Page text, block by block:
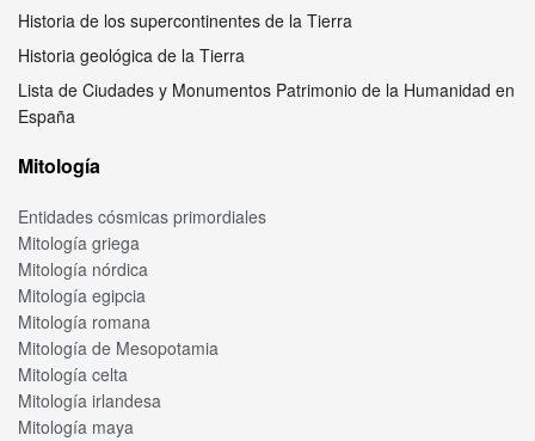
Historia de los supercontinentes de la Tierra
Historia geológica de la Tierra
Lista de Ciudades y Monumentos Patrimonio de la Humanidad en
España
Mitología
Entidades cósmicas primordiales
Mitología griega
Mitología nórdica
Mitología egipcia
Mitología romana
Mitología de Mesopotamia
Mitología celta
Mitología irlandesa
Mitología maya